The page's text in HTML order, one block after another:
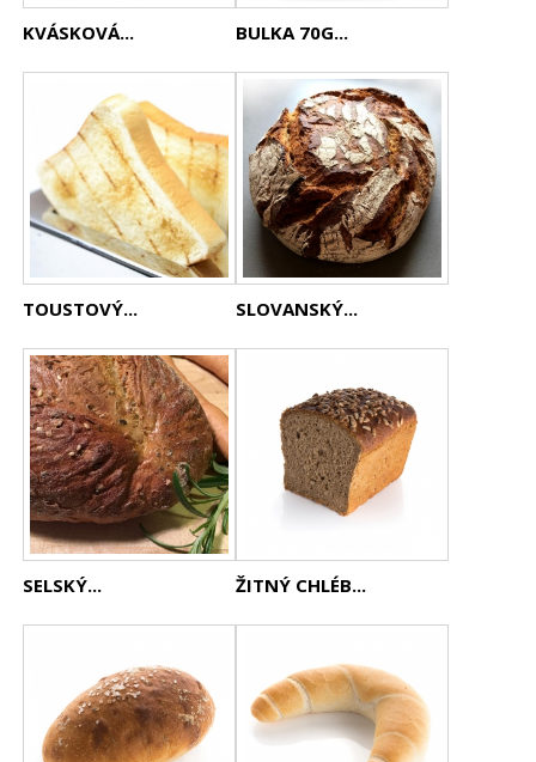
KVÁSKOVÁ... BULKA 70G...
TOUSTOVÝ... SLOVANSKÝ...
SELSKÝ... ŽITNÝ CHLÉB...